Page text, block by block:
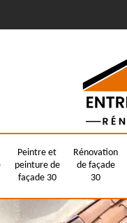
Peintre et
peinture de
façade 30
Rénovation
de façade
30